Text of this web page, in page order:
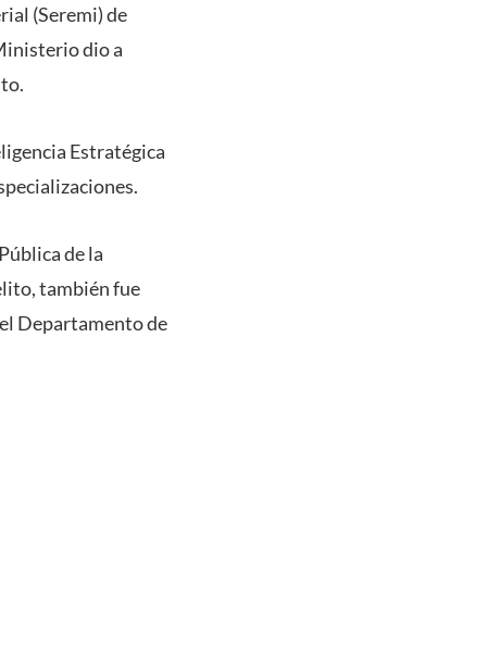
(Seremi) de
dio a
Estratégica
de la
también fue
Departamento de